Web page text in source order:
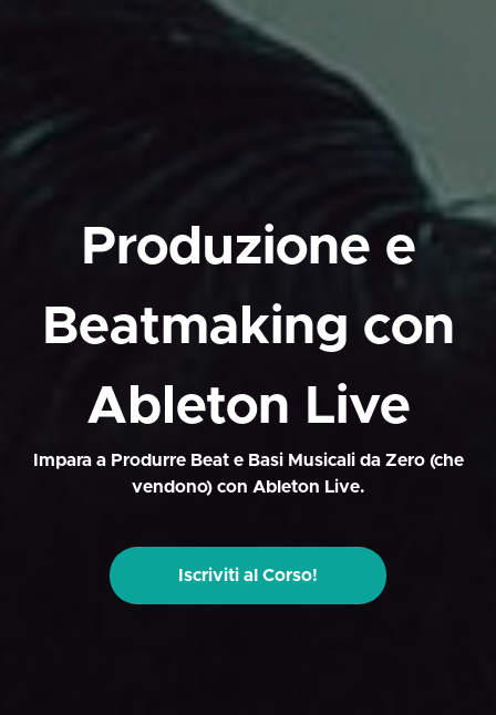
Produzione e
Beatmaking con
Ableton Live
Impara a Produrre Beat e Basi Musicali da Zero (che
vendono) con Ableton Live.
Iscriviti al Corso!